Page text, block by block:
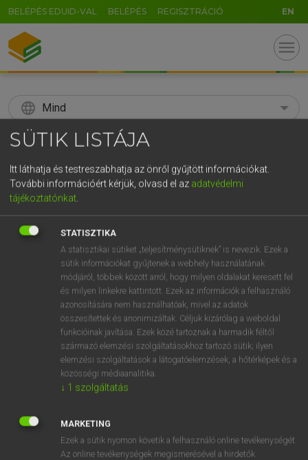
BELÉPÉS EDUID-VAL BELÉPÉS REGISZTRÁCIÓ EN
menu
language Mind
search
KERESÉS
Díjmentes angol szótár
snap-fastener fn patent(kapocs)
⚲ snap-fastenerkeresése szótárainkban
DÍJMENTES ANGOL SZÓTÁR
snap-bolt
snapdragon
SÜTIK LISTÁJA
Itt láthatja és testreszabhatja az önről gyűjtött információkat.
További információért kérjük, olvasd el az adatvédelmi
tájékoztatónkat
STATISZTIKA
A statisztikai sütiket „teljesítménysütiknek” is nevezik. Ezek a
sütik információkat gyűjtenek a webhely használatának
módjáról, többek között arról, hogy milyen oldalakat keresett fel
és milyen linkekre kattintott. Ezek az információk a felhasználó
azonosítására nem használhatóak, mivel az adatok
összesítettek és anonimizáltak. Céljuk kizárólag a weboldal
funkcióinak javítása. Ezek közé tartoznak a harmadik féltől
származó elemzési szolgáltatásokhoz tartozó sütik; ilyen
elemzési szolgáltatások a látogatóelemzések, a hőtérképek és a
közösségi médiaanalitika.
↓ 1 szolgáltatás
MARKETING
Ezek a sütik nyomon követik a felhasználó online tevékenységét.
Az online tevékenységek megismerésével a hirdetők
GR
5 6 7 8 9 ö ü ó
r t z u i o p ő ú
k l ű
n m , . AltGr